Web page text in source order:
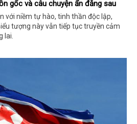
gốc và câu chuyện ẩn đằng sau
với niềm tự hào, tinh thần độc lập,
tượng này vẫn tiếp tục truyền cảm
lai.